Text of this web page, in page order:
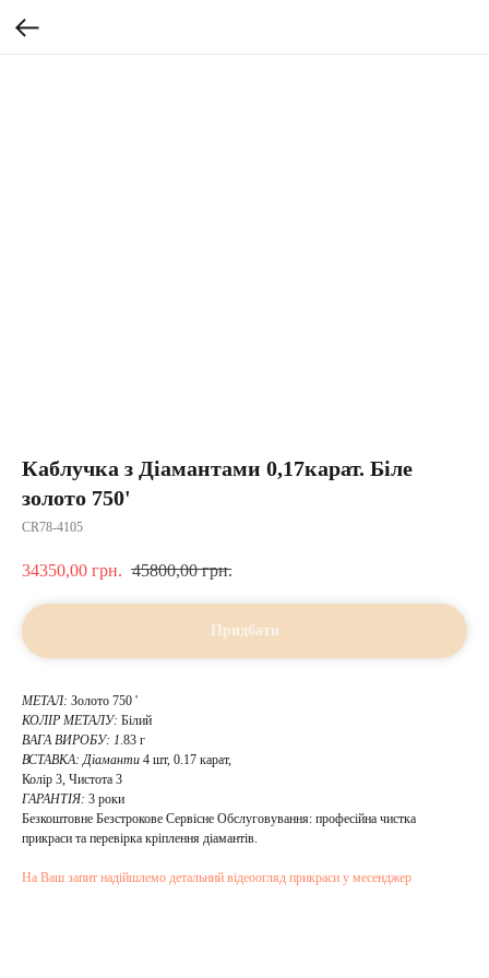
Каблучка з Діамантами 0,17карат. Біле
золото 750'
CR78-4105
34350,00 грн. 45800,00 грн.
Придбати
МЕТАЛ: Золото 750 '
КОЛІР МЕТАЛУ: Білий
ВАГА ВИРОБУ: 1.83 г
ВСТАВКА: Діаманти 4 шт, 0.17 карат,
Колір 3, Чистота 3
ГАРАНТІЯ: 3 роки
Безкоштовне Безстрокове Сервісне Обслуговування: професійна чистка
прикраси та перевірка кріплення діамантів.
На Ваш запит надійшлемо детальний відеоогляд прикраси у месенджер